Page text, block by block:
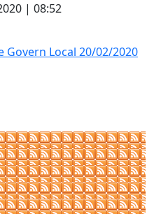
| 08:52
Govern Local 20/02/2020